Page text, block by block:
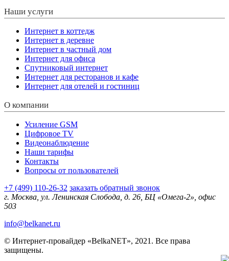
Наши услуги
Интернет в коттедж
Интернет в деревне
Интернет в частный дом
Интернет для офиса
Спутниковый интернет
Интернет для ресторанов и кафе
Интернет для отелей и гостиниц
О компании
Усиление GSM
Цифровое TV
Видеонаблюдение
Наши тарифы
Контакты
Вопросы от пользователей
+7 (499) 110-26-32 заказать обратный звонок
г. Москва, ул. Ленинская Слобода, д. 26, БЦ «Омега-2», офис
503
info@belkanet.ru
© Интернет-провайдер «BelkaNET», 2021. Все права
защищены.